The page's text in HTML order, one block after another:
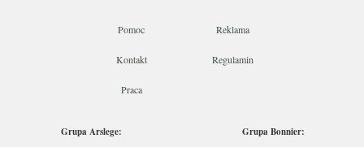
Pomoc Reklama
Kontakt Regulamin
Praca
Grupa Arslege:
Grupa Bonnier: